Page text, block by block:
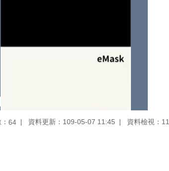
64 資料更新：109-05-07 11:45 資料檢視：